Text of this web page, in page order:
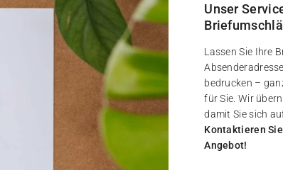
Unser
Lassen Sie Ihre
bedrucken –
für Sie. Wir
damit Sie sich
Kontaktieren
Angebot!